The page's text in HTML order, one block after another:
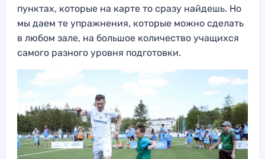
пунктах, которые на карте то сразу найдешь. Но
мы даем те упражнения, которые можно сделать
в любом зале, на большое количество учащихся
самого разного уровня подготовки.